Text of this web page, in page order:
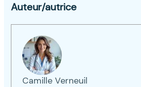
Auteur/autrice
Camille Verneuil